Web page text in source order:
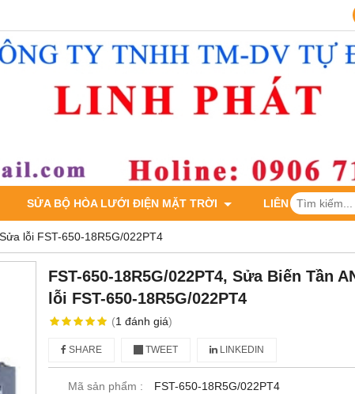
SỬA BỘ HÒA LƯỚI ĐIỆN MẶT TRỜI LIÊN HỆ
lỗi FST-650-18R5G/022PT4
FST-650-18R5G/022PT4, Sửa Biến Tần
lỗi FST-650-18R5G/022PT4
(1 đánh giá)
SHARE TWEET LINKEDIN
Mã sản phẩm :
FST-650-18R5G/022PT4